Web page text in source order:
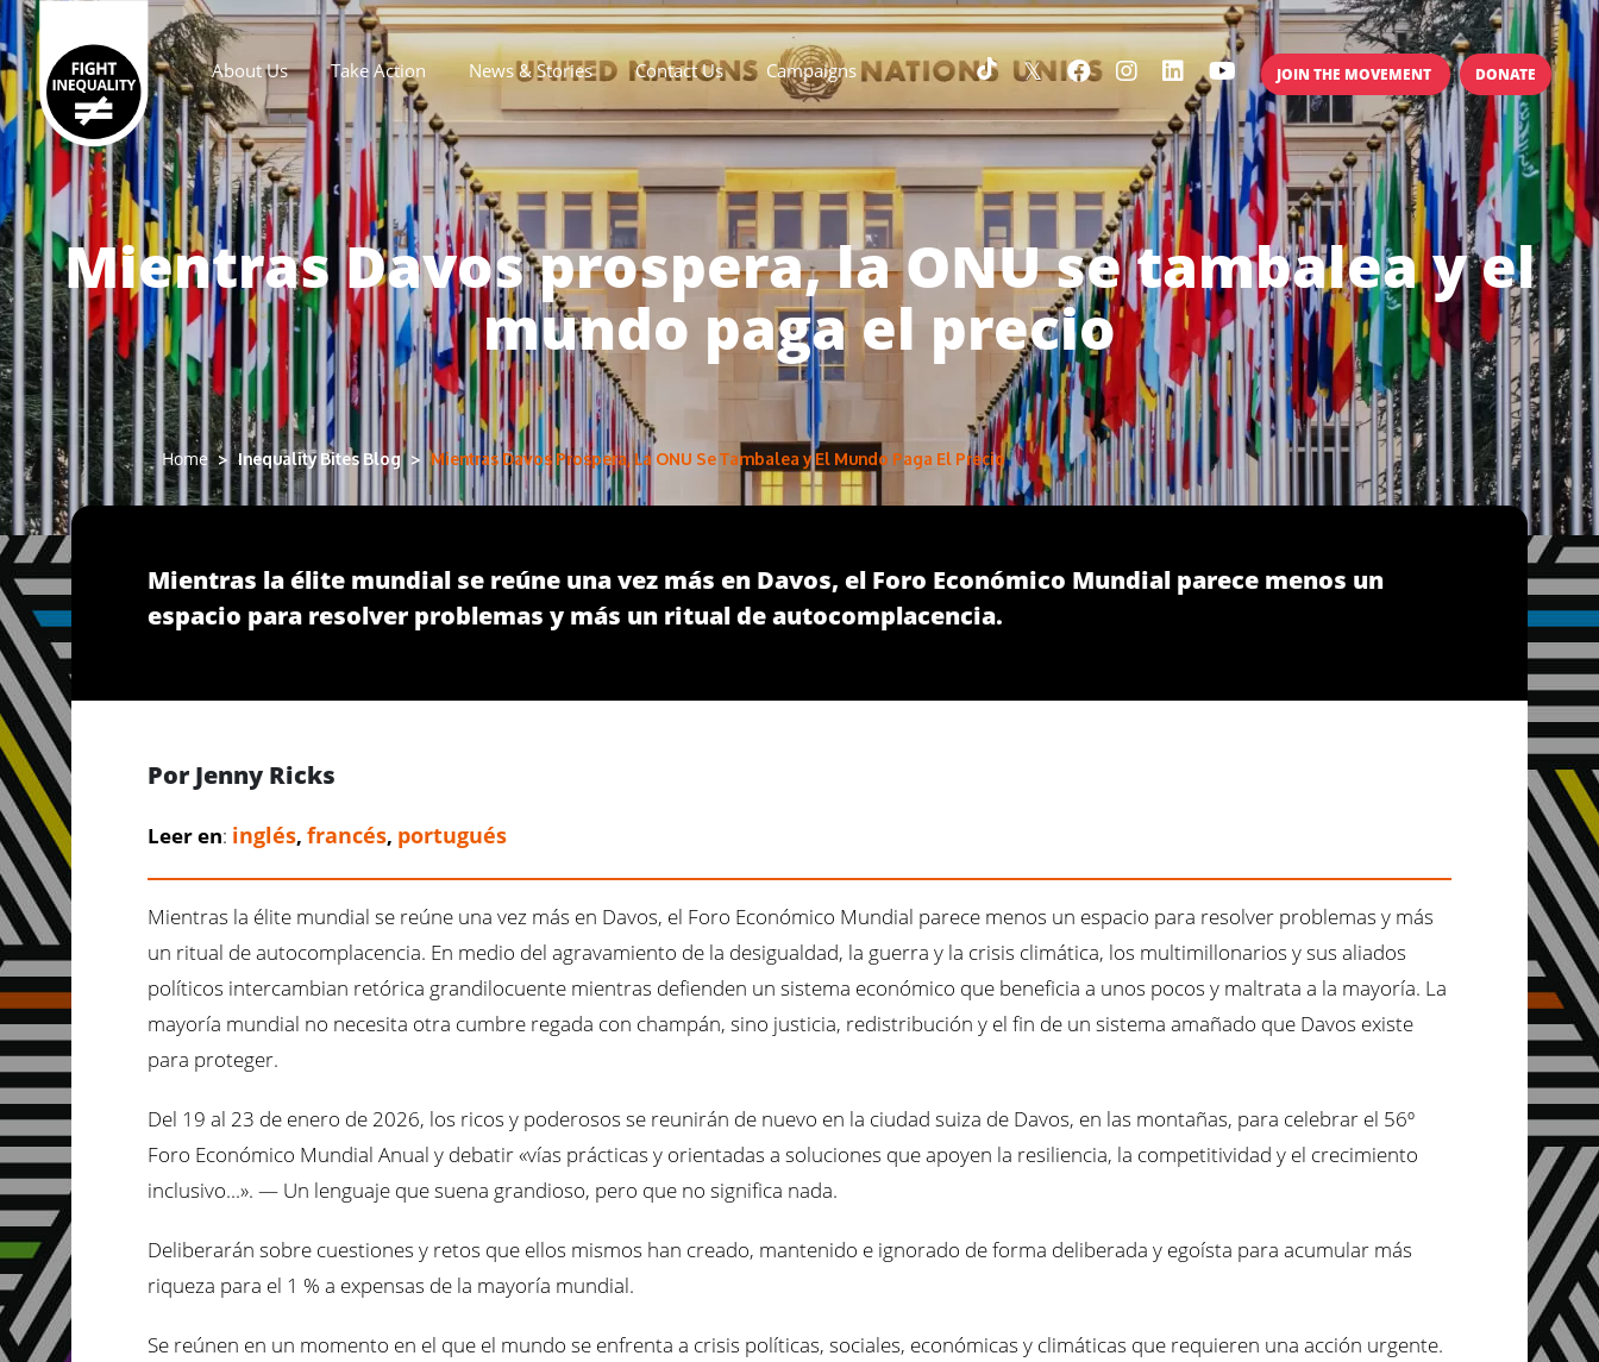
Main navigation
About Us Take Action News & Stories Contact Us Campaigns JOIN THE MOVEMENT DONATE
Mientras Davos prospera, la ONU se tambalea y el
mundo paga el precio
Home Inequality Bites Blog Mientras Davos Prospera, La ONU Se Tambalea y El Mundo Paga El Precio
Mientras la élite mundial se reúne una vez más en Davos, el Foro Económico Mundial parece menos un
espacio para resolver problemas y más un ritual de autocomplacencia.
Por Jenny Ricks
Leer en: inglés, francés, portugués
Mientras la élite mundial se reúne una vez más en Davos, el Foro Económico Mundial parece menos un espacio para resolver problemas y más
un ritual de autocomplacencia. En medio del agravamiento de la desigualdad, la guerra y la crisis climática, los multimillonarios y sus aliados
políticos intercambian retórica grandilocuente mientras defienden un sistema económico que beneficia a unos pocos y maltrata a la mayoría. La
mayoría mundial no necesita otra cumbre regada con champán, sino justicia, redistribución y el fin de un sistema amañado que Davos existe
para proteger.
Del 19 al 23 de enero de 2026, los ricos y poderosos se reunirán de nuevo en la ciudad suiza de Davos, en las montañas, para celebrar el 56º
Foro Económico Mundial Anual y debatir «vías prácticas y orientadas a soluciones que apoyen la resiliencia, la competitividad y el crecimiento
inclusivo...». — Un lenguaje que suena grandioso, pero que no significa nada.
Deliberarán sobre cuestiones y retos que ellos mismos han creado, mantenido e ignorado de forma deliberada y egoísta para acumular más
riqueza para el 1 % a expensas de la mayoría mundial.
Se reúnen en un momento en el que el mundo se enfrenta a crisis políticas, sociales, económicas y climáticas que requieren una acción urgente.